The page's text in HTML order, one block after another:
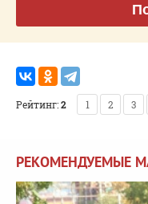
Рейтинг:2 1 2 3
РЕКОМЕНДУЕМЫЕ